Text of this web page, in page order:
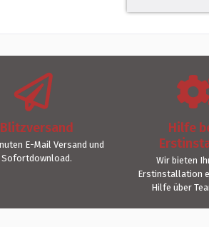
Blitzversand
E-Mail Versand und
Sofortdownload.
Hilfe
Wir bieten
Erstinstallation
Hilfe über